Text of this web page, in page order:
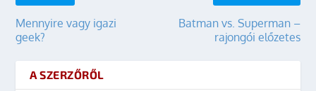
Mennyire vagy igazi
geek?
Batman vs. Superman –
rajongói előzetes
A SZERZŐRŐL